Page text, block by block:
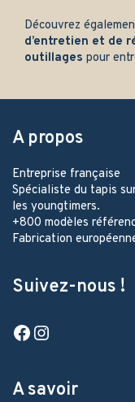
Découvrez
d’entretien et de
outillages pour
A propos
Entreprise française
Spécialiste du tapis
les youngtimers.
+800 modèles
Fabrication
Suivez-nous !
Facebook
A savoir